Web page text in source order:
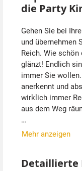
die Party
Gehen Sie bei
und übernehmen
Reich. Wie schön
glänzt! Endlich
immer Sie
anerkennt und
wirklich immer
aus dem Weg
Als Papst zum
mit, um die
Mehr anzeigen
Detaillierte